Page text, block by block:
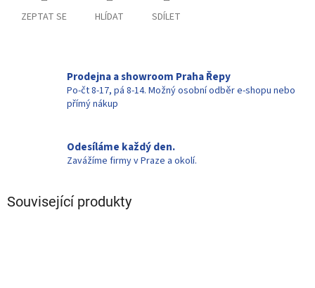
ZEPTAT SE HLÍDAT SDÍLET
Prodejna a showroom Praha Řepy
Po-čt 8-17, pá 8-14. Možný osobní odběr e-shopu nebo
přímý nákup
Odesíláme každý den.
Zavážíme firmy v Praze a okolí.
Související produkty